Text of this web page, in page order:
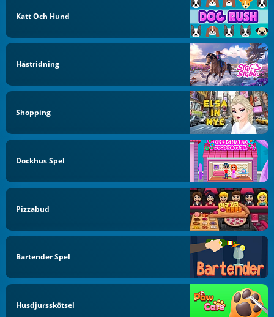
Katt Och Hund
Hästridning
Shopping
Dockhus Spel
Pizzabud
Bartender Spel
Husdjursskötsel